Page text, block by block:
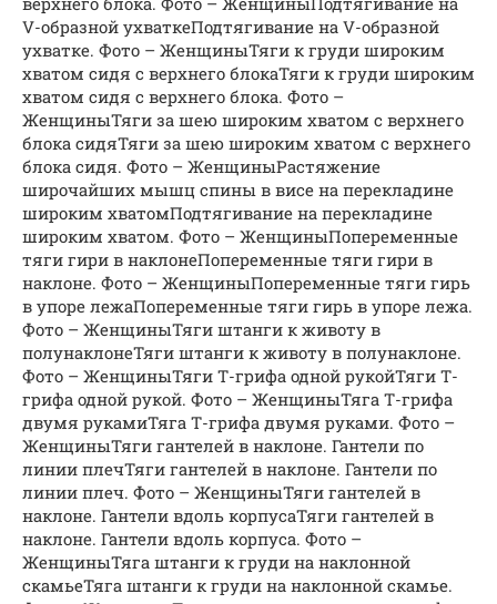
V-образной ухваткеПодтягивание на V-образной
ухватке. Фото – ЖенщиныТяги к груди широким
хватом сидя с верхнего блокаТяги к груди широким
хватом сидя с верхнего блока. Фото –
ЖенщиныТяги за шею широким хватом с верхнего
блока сидяТяги за шею широким хватом с верхнего
блока сидя. Фото – ЖенщиныРастяжение
широчайших мышц спины в висе на перекладине
широким хватомПодтягивание на перекладине
широким хватом. Фото – ЖенщиныПопеременные
тяги гири в наклонеПопеременные тяги гири в
наклоне. Фото – ЖенщиныПопеременные тяги гирь
в упоре лежаПопеременные тяги гирь в упоре лежа.
Фото – ЖенщиныТяги штанги к животу в
полунаклонеТяги штанги к животу в полунаклоне.
Фото – ЖенщиныТяги Т-грифа одной рукойТяги Т-
грифа одной рукой. Фото – ЖенщиныТяга Т-грифа
двумя рукамиТяга Т-грифа двумя руками. Фото –
ЖенщиныТяги гантелей в наклоне. Гантели по
линии плечТяги гантелей в наклоне. Гантели по
линии плеч. Фото – ЖенщиныТяги гантелей в
наклоне. Гантели вдоль корпусаТяги гантелей в
наклоне. Гантели вдоль корпуса. Фото –
ЖенщиныТяга штанги к груди на наклонной
скамьеТяга штанги к груди на наклонной скамье.